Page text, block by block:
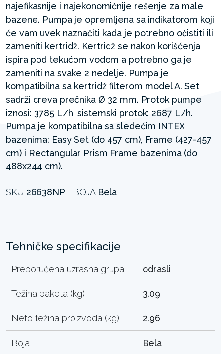
najefikasnije i najekonomičnije rešenje za male
bazene. Pumpa je opremljena sa indikatorom koji
će vam uvek naznačiti kada je potrebno očistiti ili
zameniti kertridž. Kertridž se nakon korišćenja
ispira pod tekućom vodom a potrebno ga je
zameniti na svake 2 nedelje. Pumpa je
kompatibilna sa kertridž filterom model A. Set
sadrži creva prečnika Ø 32 mm. Protok pumpe
iznosi: 3785 L/h, sistemski protok: 2687 L/h.
Pumpa je kompatibilna sa sledećim INTEX
bazenima: Easy Set (do 457 cm), Frame (427-457
cm) i Rectangular Prism Frame bazenima (do
488x244 cm).
SKU 26638NP BOJA Bela
Tehničke specifikacije
Preporučena uzrasna grupa odrasli
Težina paketa (kg) 3.09
Neto težina proizvoda (kg) 2.96
Boja Bela